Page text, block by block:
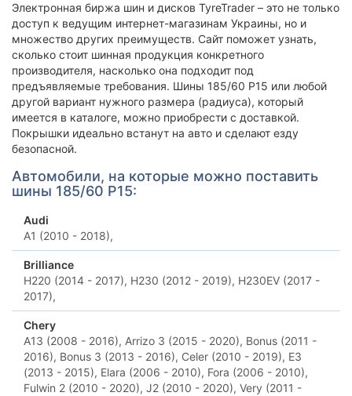
Электронная биржа шин и дисков TyreTrader – это не только
доступ к ведущим интернет-магазинам Украины, но и
множество других преимуществ. Сайт поможет узнать,
сколько стоит шинная продукция конкретного
производителя, насколько она подходит под
предъявляемые требования. Шины 185/60 Р15 или любой
другой вариант нужного размера (радиуса), который
имеется в каталоге, можно приобрести с доставкой.
Покрышки идеально встанут на авто и сделают езду
безопасной.
Автомобили, на которые можно поставить
шины 185/60 Р15:
Audi
A1 (2010 - 2018),
Brilliance
H220 (2014 - 2017), H230 (2012 - 2019), H230EV (2017 -
2017),
Chery
A13 (2008 - 2016), Arrizo 3 (2015 - 2020), Bonus (2011 -
2016), Bonus 3 (2013 - 2016), Celer (2010 - 2019), E3
(2013 - 2015), Elara (2006 - 2010), Fora (2006 - 2010),
Fulwin 2 (2010 - 2020), J2 (2010 - 2020), Very (2011 -